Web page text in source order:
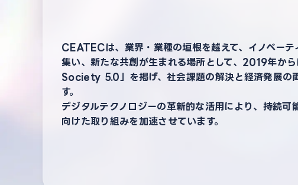
CEATECは、業界・業種の垣根を越えて、イノベーテ
集い、新たな共創が生まれる場所として、2019年か
Society 5.0」を掲げ、社会課題の解決と経済発展の
す。
デジタルテクノロジーの革新的な活用により、持続可
向けた取り組みを加速させています。